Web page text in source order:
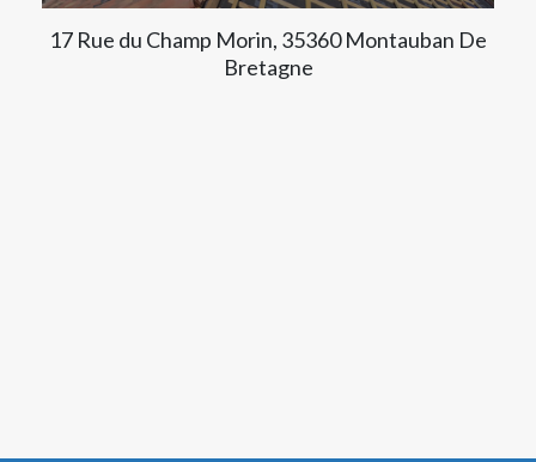
17 Rue du Champ Morin, 35360 Montauban De
Bretagne